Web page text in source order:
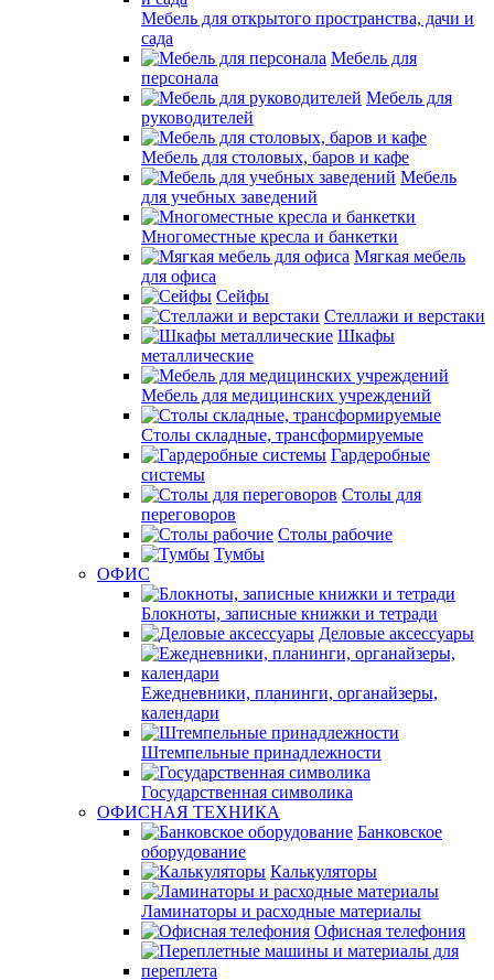
Мебель для открытого пространства, дачи и
сада
Мебель для
персонала
Мебель для
руководителей
Мебель для столовых, баров и кафе
Мебель
для учебных заведений
Многоместные кресла и банкетки
Мягкая мебель
для офиса
Сейфы
Стеллажи и верстаки
Шкафы
металлические
Мебель для медицинских учреждений
Столы складные, трансформируемые
Гардеробные
системы
Столы для
переговоров
Столы рабочие
Тумбы
ОФИС
Блокноты, записные книжки и тетради
Деловые аксессуары
Ежедневники, планинги, органайзеры,
календари
Штемпельные принадлежности
Государственная символика
ОФИСНАЯ ТЕХНИКА
Банковское
оборудование
Калькуляторы
Ламинаторы и расходные материалы
Офисная телефония